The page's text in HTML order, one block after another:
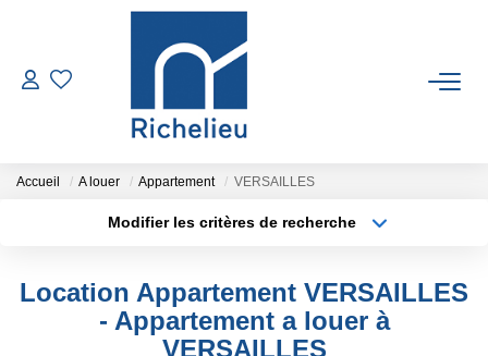
VENTES
LOCATIONS
GESTION
Accueil A louer Appartement VERSAILLES
Modifier les critères de recherche
Sélectionnez...
Type de bien
Surface min
Location Appartement VERSAILLES
- Appartement a louer à
VERSAILLES